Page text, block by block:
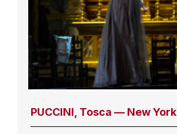
PUCCINI, Tosca — New York